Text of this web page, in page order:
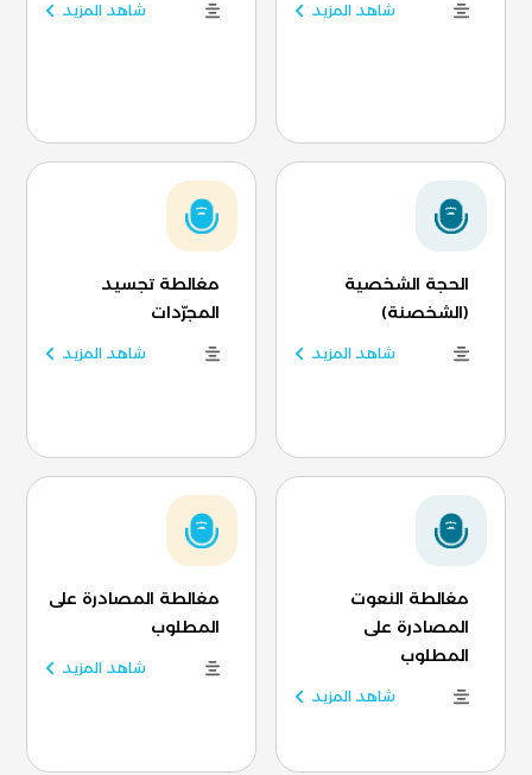
شاهد المزيد شاهد المزيد
الحجة الشخصية
(الشخصنة)
شاهد المزيد
مغالطة تجسيد
المجرّدات
شاهد المزيد
مغالطة النعوت
المصادرة على
المطلوب
شاهد المزيد
مغالطة المصادرة على
المطلوب
شاهد المزيد